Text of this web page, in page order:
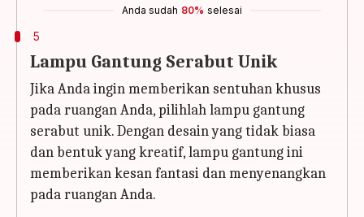
Anda sudah 80% selesai
5
Lampu Gantung Serabut Unik
Jika Anda ingin memberikan sentuhan khusus
pada ruangan Anda, pilihlah lampu gantung
serabut unik. Dengan desain yang tidak biasa
dan bentuk yang kreatif, lampu gantung ini
memberikan kesan fantasi dan menyenangkan
pada ruangan Anda.